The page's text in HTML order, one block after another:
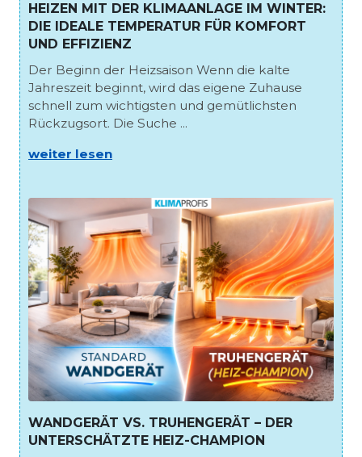
HEIZEN MIT DER KLIMAANLAGE IM WINTER:
DIE IDEALE TEMPERATUR FÜR KOMFORT
UND EFFIZIENZ
Der Beginn der Heizsaison Wenn die kalte
Jahreszeit beginnt, wird das eigene Zuhause
schnell zum wichtigsten und gemütlichsten
Rückzugsort. Die Suche ...
weiter lesen
WANDGERÄT VS. TRUHENGERÄT – DER
UNTERSCHÄTZTE HEIZ-CHAMPION